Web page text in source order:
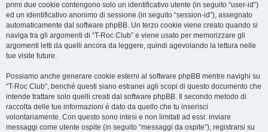
primi due cookie contengono solo un identificativo utente (in seguito “user-id”)
ed un identificativo anonimo di sessione (in seguito “session-id”), assegnato
automaticamente dal software phpBB. Un terzo cookie viene creato quando si
naviga tra gli argomenti di “T-Roc Club” e viene usato per memorizzare gli
argomenti letti da quelli ancora da leggere, quindi agevolando la lettura nelle
tue visite future.
Possiamo anche generare cookie esterni al software phpBB mentre navighi su
“T-Roc Club”, benché questi siano estranei agli scopi di questo documento che
intende trattare solo quelli creati dal software phpBB. Il secondo metodo di
raccolta delle tue informazioni è dato da quello che tu inserisci
volontariamente. Con questo sono intesi e non limitati ad essi: inviare
messaggi come utente ospite (in seguito “messaggi da ospite”), registrarsi su